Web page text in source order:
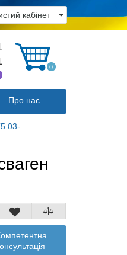
кабінет
0
Про нас
03-